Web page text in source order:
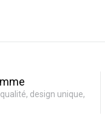
design unique,